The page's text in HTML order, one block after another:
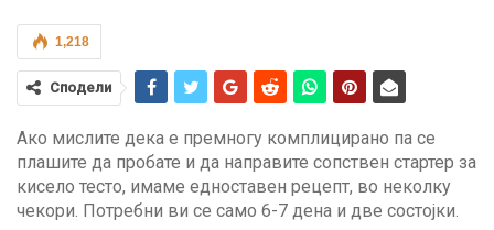
1,218
Сподели
Ако мислите дека е премногу комплицирано па се
плашите да пробате и да направите сопствен стартер за
кисело тесто, имаме едноставен рецепт, во неколку
чекори. Потребни ви се само 6-7 дена и две состојки.